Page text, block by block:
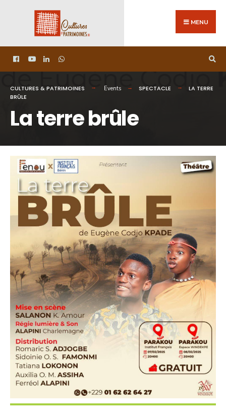
MENU
CULTURES & PATRIMOINES Events SPECTACLE
LA TERRE
BRÛLE
La terre brûle